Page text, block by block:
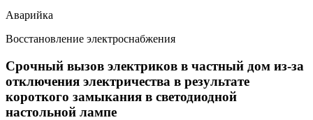
Аварийка
Восстановление электроснабжения
Срочный вызов электриков в частный дом из-за
отключения электричества в результате
короткого замыкания в светодиодной
настольной лампе